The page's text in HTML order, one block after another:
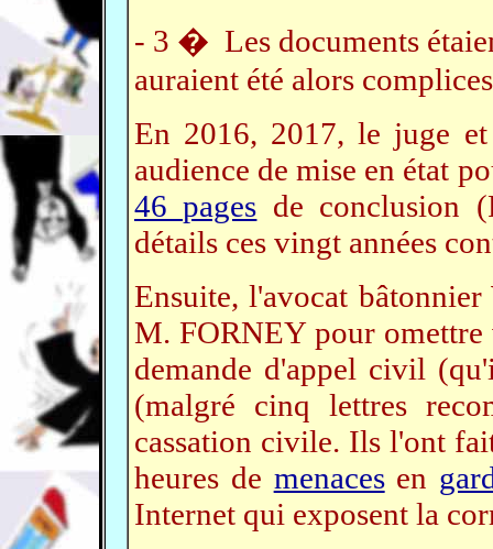
- 3 � Les documents
auraient été alors
En 2016, 2017, le juge et
audience de mise en état
46 pages de conclusion
détails ces vingt années
Ensuite, l'avocat
M. FORNEY pour
demande d'appel civil
(malgré cinq lettres
cassation civile. Ils l'ont
heures de menacesen
Internet qui exposent la